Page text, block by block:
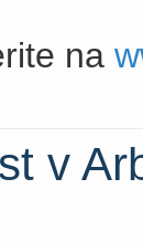
na
v